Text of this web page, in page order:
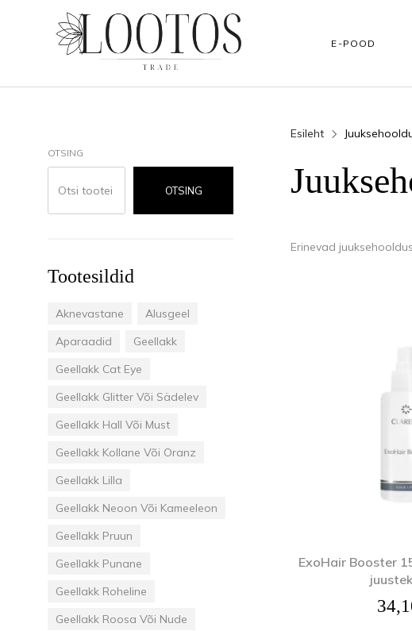
E-POOD
Clarena
Rubica
HEAD The Beauty Tools
Bano Healthcare
AVA Laboratorium
Jalakreemid
KÄTEHOOLDUS
Kätekoorijad
Küünenahkadele
OTSING
OTSING
Tootesildid
Aknevastane
Alusgeel
Aparaadid
Geellakk
Geellakk Cat Eye
Geellakk Glitter Või Sädelev
Geellakk Hall Või Must
Geellakk Kollane Või Oranz
Geellakk Lilla
Geellakk Neoon Või Kameeleon
Geellakk Pruun
Geellakk Punane
Geellakk Roheline
Geellakk Roosa Või Nude
Esileht
Erinevad
ExoHair Booster